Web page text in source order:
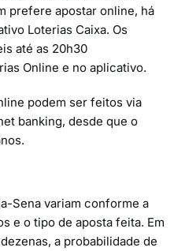
prefere apostar online, há
Loterias Caixa. Os
até as 20h30
Online e no aplicativo.
podem ser feitos via
banking, desde que o
Sena variam conforme a
e o tipo de aposta feita. Em
a probabilidade de